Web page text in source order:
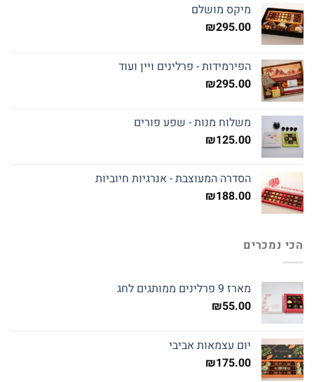
מיקס מושלם
₪295.00
הפירמידות - פרלינים ויין ועוד
₪295.00
משלוח מנות - שפע פורים
₪125.00
הסדרה המעוצבת - אנרגיות חיוביות
₪188.00
הכי נמכרים
מארז 9 פרלינים ממותגים לחג
₪55.00
יום עצמאות אביבי
₪175.00